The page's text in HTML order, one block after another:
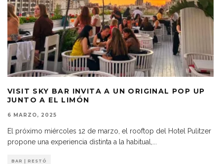
VISIT SKY BAR INVITA A UN ORIGINAL POP UP
JUNTO A EL LIMÓN
6 MARZO, 2025
El próximo miércoles 12 de marzo, el rooftop del Hotel Pulitzer
propone una experiencia distinta a la habitual,
BAR | RESTÓ